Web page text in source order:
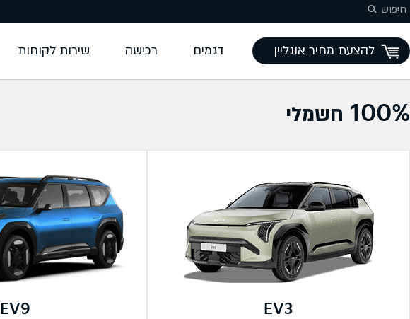
המשך לתוכן
להצעת מחיר אונליין דגמים רכישה שירות לקוחות
חיפוש
100% חשמלי
EV3
EV9